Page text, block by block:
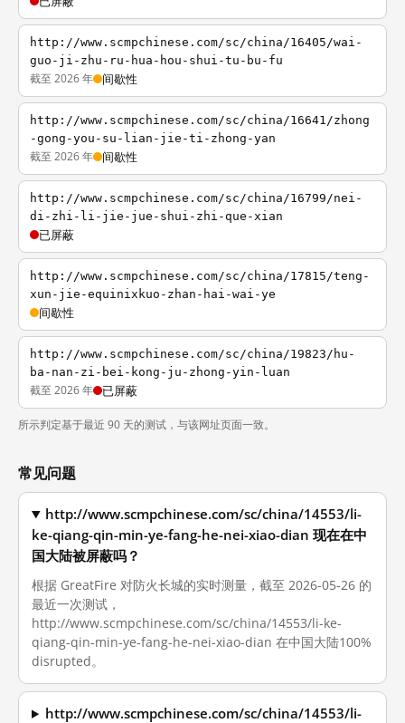
http://www.scmpchinese.com/sc/china/16405/wai-
guo-ji-zhu-ru-hua-hou-shui-tu-bu-fu
截至 2026 年 间歇性
http://www.scmpchinese.com/sc/china/16641/zhong
-gong-you-su-lian-jie-ti-zhong-yan
截至 2026 年 间歇性
http://www.scmpchinese.com/sc/china/16799/nei-
di-zhi-li-jie-jue-shui-zhi-que-xian
已屏蔽
http://www.scmpchinese.com/sc/china/17815/teng-
xun-jie-equinixkuo-zhan-hai-wai-ye
间歇性
http://www.scmpchinese.com/sc/china/19823/hu-
ba-nan-zi-bei-kong-ju-zhong-yin-luan
截至 2026 年 已屏蔽
所示判定基于最近 90 天的测试，与该网址页面一致。
常见问题
http://www.scmpchinese.com/sc/china/14553/li-
ke-qiang-qin-min-ye-fang-he-nei-xiao-dian 现在在中
国大陆被屏蔽吗？
根据 GreatFire 对防火长城的实时测量，截至 2026-05-26 的
最近一次测试，
http://www.scmpchinese.com/sc/china/14553/li-ke-
qiang-qin-min-ye-fang-he-nei-xiao-dian 在中国大陆100%
disrupted。
http://www.scmpchinese.com/sc/china/14553/li-